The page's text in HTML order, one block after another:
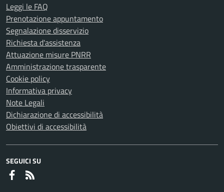
Leggi le FAQ
Prenotazione appuntamento
Segnalazione disservizio
Richiesta d'assistenza
Attuazione misure PNRR
Amministrazione trasparente
Cookie policy
Informativa privacy
Note Legali
Dichiarazione di accessibilità
Obiettivi di accessibilità
SEGUICI SU
Faceboook